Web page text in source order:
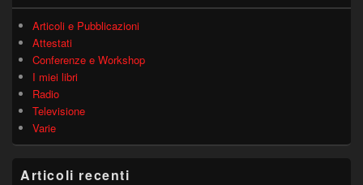
Articoli e Pubblicazioni
Attestati
Conferenze e Workshop
I miei libri
Radio
Televisione
Varie
Articoli recenti